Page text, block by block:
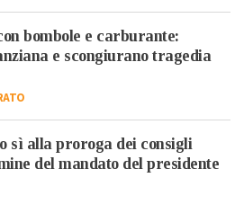
bombole e carburante:
e scongiurano tragedia
sì alla proroga dei consigli
del mandato del presidente